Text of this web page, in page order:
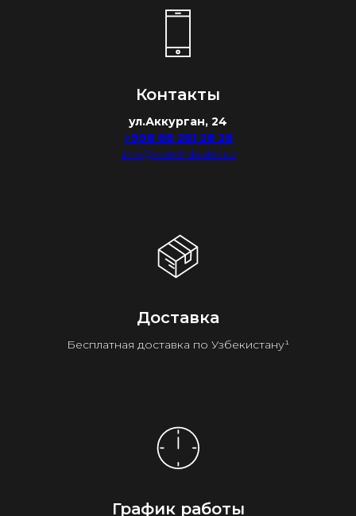
Контакты
ул.Аккурган, 24
+998 88 281 28 28
info@watchdealer.uz
Доставка
Бесплатная доставка по Узбекистану¹
График работы